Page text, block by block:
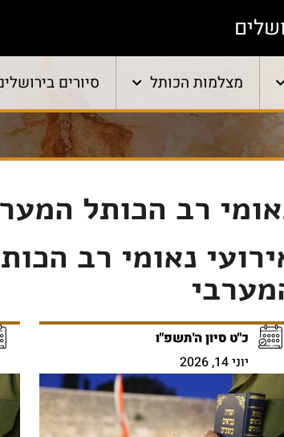
מצלמות הכותל סיורים
רב הכותל
נאומי רב
כ"ט סיון ה'תשפ"ו
יוני 14, 2026